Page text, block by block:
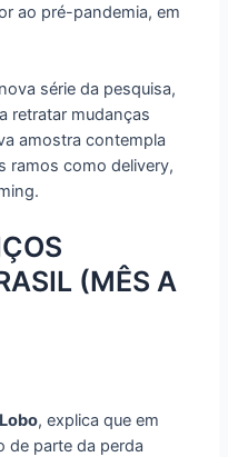
ao pré-pandemia, em
série da pesquisa,
retratar mudanças
amostra contempla
ramos como delivery,
(MÊS A
, explica que em
de parte da perda